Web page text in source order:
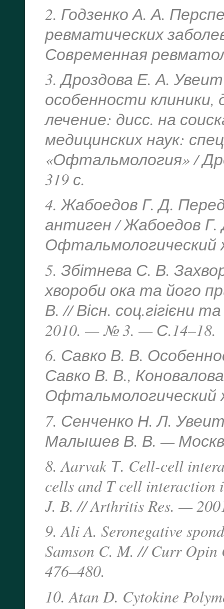
2. Годзенко А. А.
ревматических
Современная
3. Дроздова Е. А.
особенности
лечение: дисс. на
медицинских наук:
«Офтальмология» /
319 с.
4. Жабоедов Г. Д.
антиген / Жабоедов Г.
5. Збітнева С. В.
хвороби ока та його
В. // Вісн. соц.гігієни
2010. — № 3. — С.14–18.
6. Савко В. В.
Савко В. В.,
7. Сенченко Н. Л.
Малышев В. В. —
8. Aarvak Т. Cell-cell
cells and T cell
J. B. // Arthritis Res. —
9. Ali A. Seronegative
Samson C. M. // Curr
476–480.
10. Atan D. Cytokine